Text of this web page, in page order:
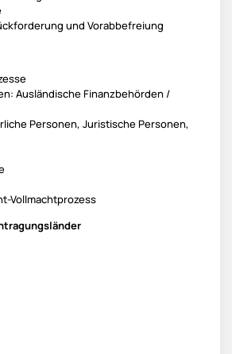
und Vorabbefreiung
Ausländische Finanzbehörden /
Personen, Juristische Personen,
Vollmachtprozess